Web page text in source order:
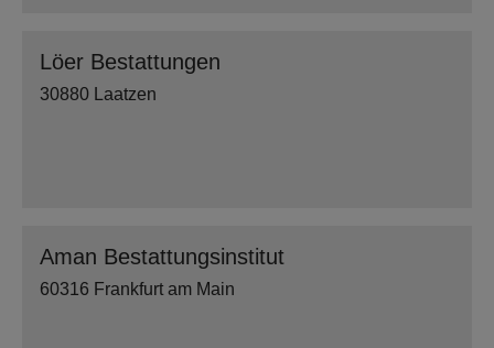
Löer Bestattungen
30880 Laatzen
Aman Bestattungsinstitut
60316 Frankfurt am Main